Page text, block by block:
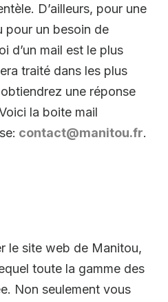
D’ailleurs, pour une
pour un besoin de
d’un mail est le plus
traité dans les plus
une réponse
la boite mail
contact@manitou.fr.
le site web de Manitou,
toute la gamme des
Non seulement vous